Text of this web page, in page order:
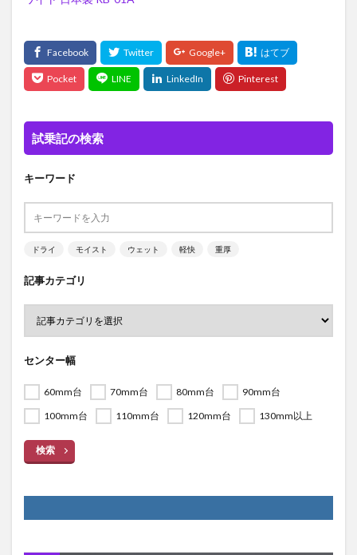
試乗記の検索
キーワード
ドライ モイスト ウェット 軽快 重厚
記事カテゴリ
センター幅
60mm台 70mm台 80mm台
90mm台
100mm台
110mm台 120mm台 130mm以上
検索